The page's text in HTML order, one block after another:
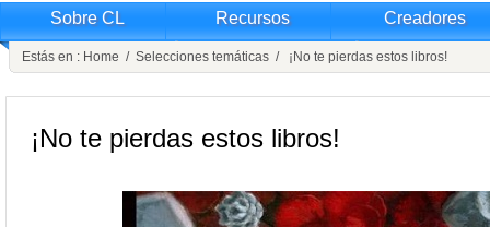
Sobre CL Recursos Creadores
Estás en : Home / Selecciones temáticas / ¡No te pierdas estos libros!
¡No te pierdas estos libros!